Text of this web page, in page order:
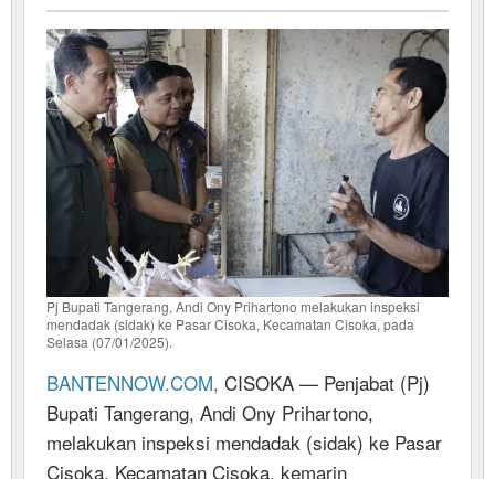
Pasar
Cisoka
Pastikan
Stok
Kebutuhan
Pokok
Aman
Pj Bupati Tangerang, Andi Ony Prihartono melakukan inspeksi
mendadak (sidak) ke Pasar Cisoka, Kecamatan Cisoka, pada
Selasa (07/01/2025).
BANTENNOW.COM, CISOKA — Penjabat (Pj)
Bupati Tangerang, Andi Ony Prihartono,
melakukan inspeksi mendadak (sidak) ke Pasar
Cisoka, Kecamatan Cisoka, kemarin